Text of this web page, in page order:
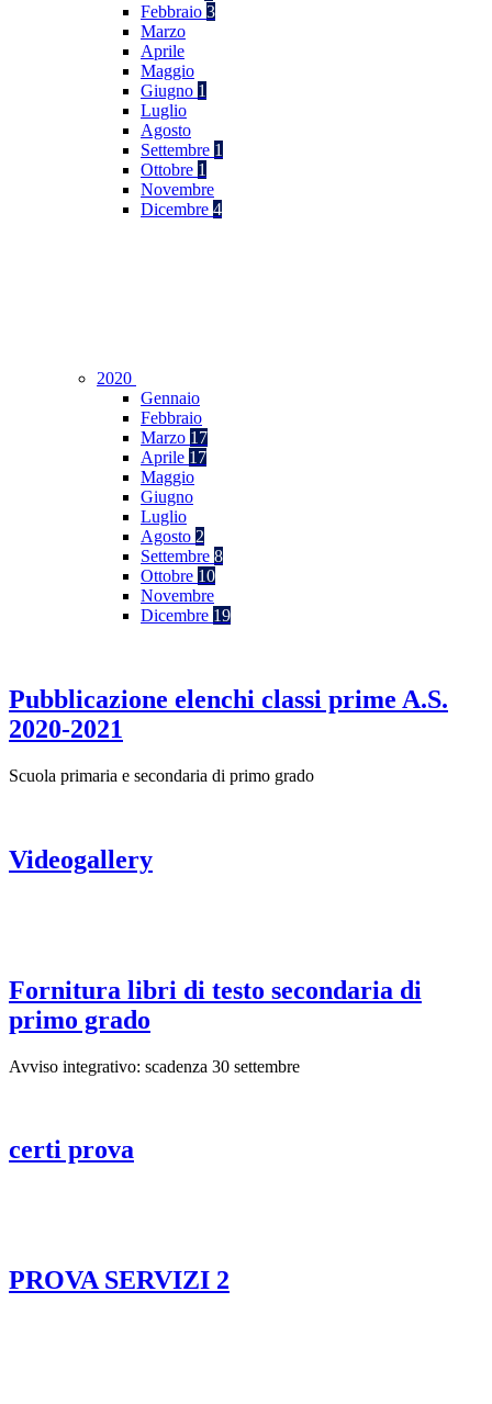
Febbraio 3
Marzo
Aprile
Maggio
Giugno 1
Luglio
Agosto
Settembre 1
Ottobre 1
Novembre
Dicembre 4
2020
Gennaio
Febbraio
Marzo 17
Aprile 17
Maggio
Giugno
Luglio
Agosto 2
Settembre 8
Ottobre 10
Novembre
Dicembre 19
Pubblicazione elenchi classi prime A.S.
2020-2021
Scuola primaria e secondaria di primo grado
Videogallery
Fornitura libri di testo secondaria di
primo grado
Avviso integrativo: scadenza 30 settembre
certi prova
PROVA SERVIZI 2